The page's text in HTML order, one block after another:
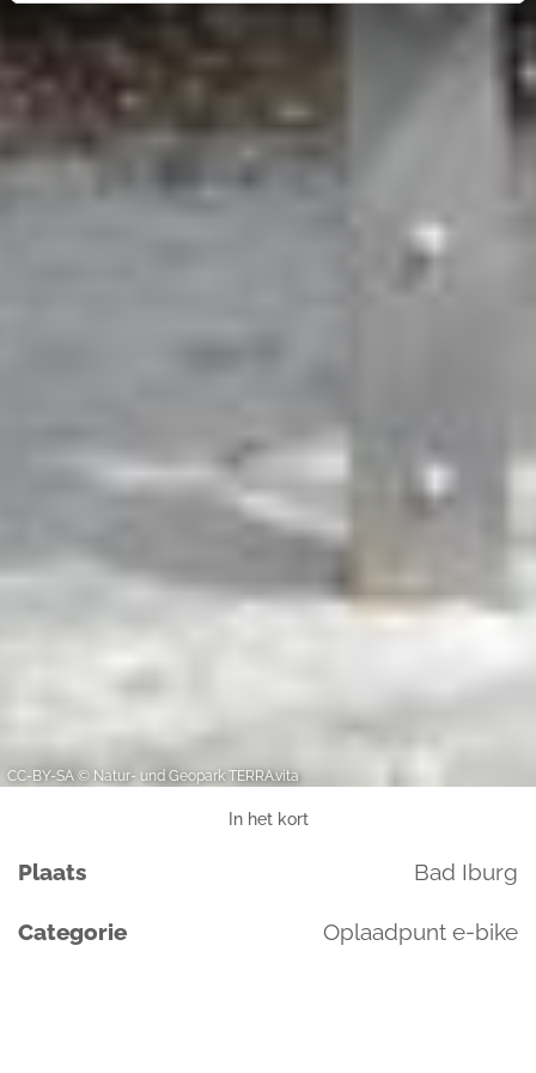
op "Selectie handmatig instellen", stemt u er ook mee in
dat uw gegevens in de VS worden verwerkt in
overeenstemming met Art. 49 (1) zin 1 lit. a DSGVO. De
VS zijn door het Europees Hof van Justitie beoordeeld
als een land met een ontoereikend niveau van
gegevensbescherming volgens EU-normen. In het
bijzonder bestaat het risico dat uw gegevens door de
Amerikaanse autoriteiten worden verwerkt voor controle-
en toezichtdoeleinden, mogelijk ook zonder enig
We geven u hier graag meer gedetailleerde informatie:
Privacybeleid
Impressum
CC-BY-SA © Natur- und Geopark TERRA.vita
In het kort
Plaats Bad Iburg
Categorie Oplaadpunt e-bike